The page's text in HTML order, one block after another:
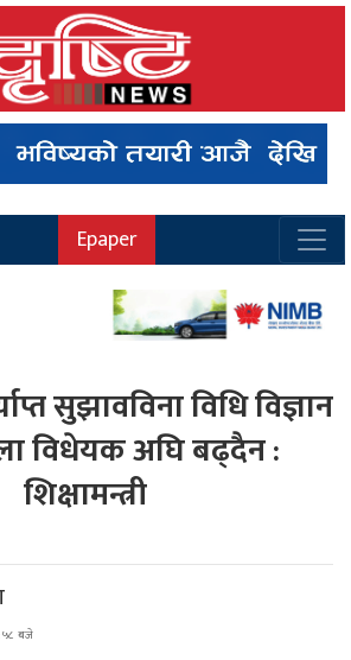
Epaper
सुझावविना विधि विज्ञान
विधेयक अघि बढ्दैन :
शिक्षामन्त्री
: ५८ बजे